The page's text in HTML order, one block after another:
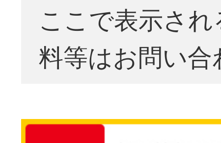
ここで表示さ
料等はお問い